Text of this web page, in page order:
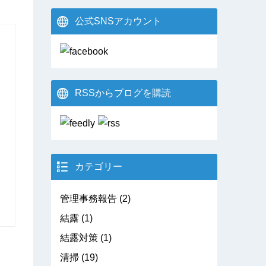
公式SNSアカウント
RSSからブログを購読
カテゴリー
管理事務報告 (2)
結露 (1)
結露対策 (1)
清掃 (19)